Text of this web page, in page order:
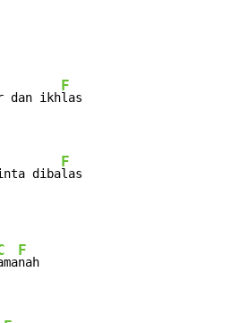
dan ikh
F
las
diba
F
las
F
nah